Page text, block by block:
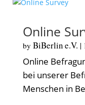
Online
by BiBerlin e.V. |
Online
bei unserer
Menschen in